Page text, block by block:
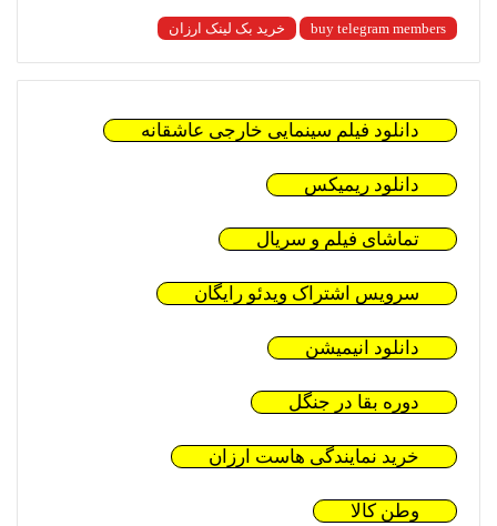
buy telegram members خرید بک لینک ارزان
دانلود فیلم سینمایی خارجی عاشقانه
دانلود ریمیکس
تماشای فیلم و سریال
سرویس اشتراک ویدئو رایگان
دانلود انیمیشن
دوره بقا در جنگل
خرید نمایندگی هاست ارزان
وطن کالا